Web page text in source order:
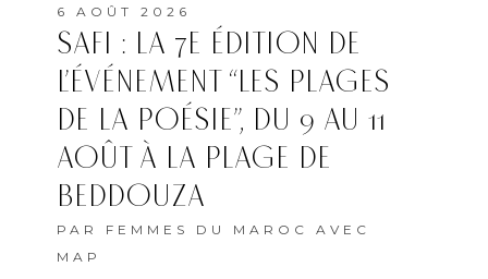
6 AOÛT 2026
SAFI : LA 7E ÉDITION DE
L’ÉVÉNEMENT “LES PLAGES
DE LA POÉSIE”, DU 9 AU 11
AOÛT À LA PLAGE DE
BEDDOUZA
PAR FEMMES DU MAROC AVEC
MAP